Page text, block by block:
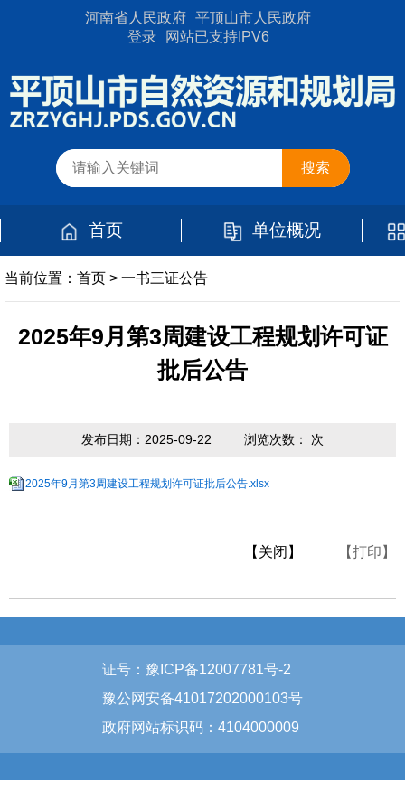
河南省人民政府 平顶山市人民政府
登录
网站已支持IPV6
首页 单位概况
当前位置： 首页 > 一书三证公告
2025年9月第3周建设工程规划许可证
批后公告
发布日期：2025-09-22 浏览次数： 次
2025年9月第3周建设工程规划许可证批后公告.xlsx
【打印】
【关闭】
证号：豫ICP备12007781号-2
豫公网安备41017202000103号
政府网站标识码：4104000009